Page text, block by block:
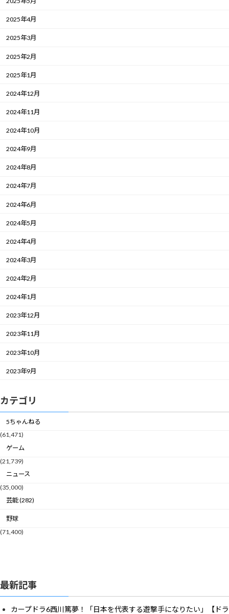
2025年4月
2025年3月
2025年2月
2025年1月
2024年12月
2024年11月
2024年10月
2024年9月
2024年8月
2024年7月
2024年6月
2024年5月
2024年4月
2024年3月
2024年2月
2024年1月
2023年12月
2023年11月
2023年10月
2023年9月
カテゴリ
5ちゃんねる
(61,471)
ゲーム
(21,739)
ニュース
(35,000)
芸能 (282)
野球
(71,400)
最新記事
カープドラ6西川篤夢！「日本を代表する遊撃手になりたい」【ドラ